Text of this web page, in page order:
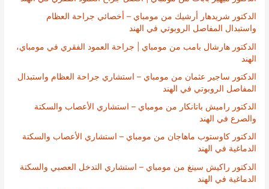
الدكتور شريدهار أرشيك من مومباي – أخصائي جراحة العظام
واستبدال المفاصل الروبوتي في الهند
الدكتور هارشال بامب من مومباي | جراحة العمود الفقري في مومباي،
الهند
الدكتور ساجير عثمان من مومباي – استشاري جراحة العظام واستبدال
المفاصل الروبوتي في الهند
الدكتور راميش باتانكار من مومباي – استشاري الأعصاب والسكتة
والصرع في الهند
الدكتور كاوستوب ماهاجان من مومباي – استشاري الأعصاب والسكتة
الدماغية في الهند
الدكتور راكيش سينغ من مومباي – استشاري التدخل العصبي والسكتة
الدماغية في الهند